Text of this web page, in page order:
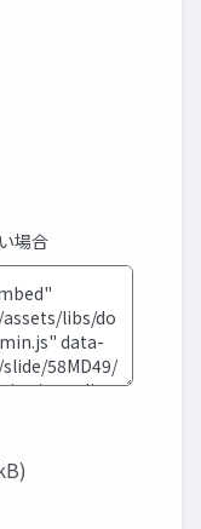
場合